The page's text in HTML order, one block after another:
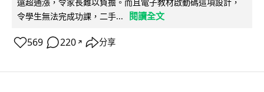
令學生無法完成功課，二手...
閱讀全文
569 220 ↗ 分享